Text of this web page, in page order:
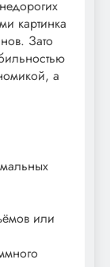
картинка
Зато
а
или